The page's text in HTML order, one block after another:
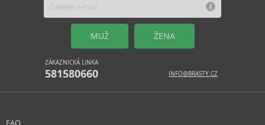
MUŽ ŽENA
ZÁKAZNICKÁ LINKA
581580660 INFO@BRASTY.CZ
FAQ